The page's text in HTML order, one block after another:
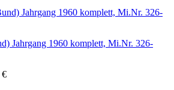
Jahrgang 1960 komplett, Mi.Nr. 326-
€